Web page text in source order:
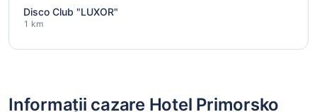
Disco Club "LUXOR"
1 km
Informații cazare Hotel Primorsko